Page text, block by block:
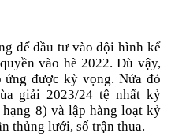
để đầu tư vào đội hình kể
vào hè 2022. Dù vậy,
được kỳ vọng. Nửa đỏ
giải 2023/24 tệ nhất kỷ
8) và lập hàng loạt kỷ
thủng lưới, số trận thua.